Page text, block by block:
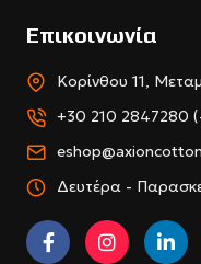
Επικοινωνία
Κορίνθου 11,
+30 210 2847280
Δευτέρα -